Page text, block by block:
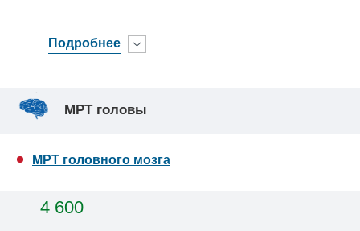
Подробнее
МРТ головы
МРТ головного мозга
4 600